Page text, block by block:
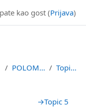
kao gost (Prijava)
POLOMM Topic 4
→Topic 5